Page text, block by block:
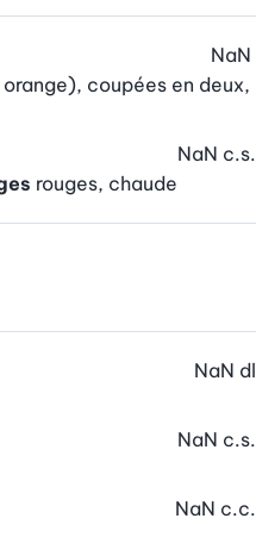
coupées en deux,
NaN
rouges, chaude
NaN c.s.
NaN dl
NaN c.s.
NaN c.c.